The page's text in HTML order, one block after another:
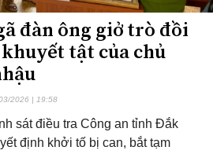
đàn ông giở trò đồi
tật của chủ
2026 | 19:58
sát điều tra Công an tỉnh Đắk
định khởi tố bị can, bắt tạm